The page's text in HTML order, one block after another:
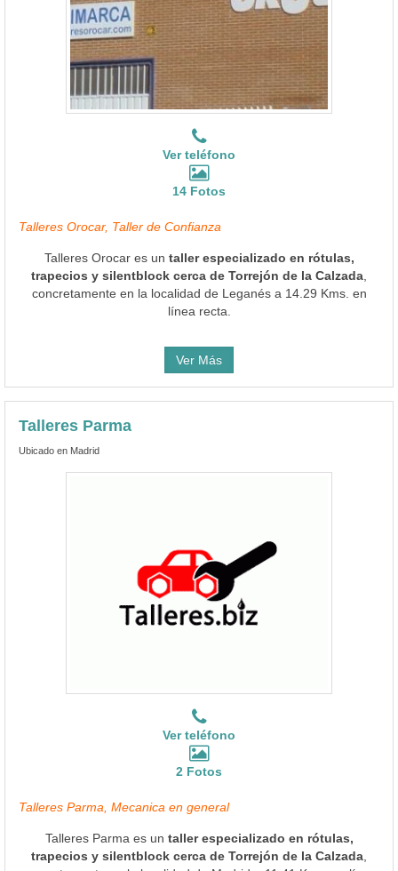
Ver teléfono
14 Fotos
Talleres Orocar, Taller de Confianza
Talleres Orocar es un taller especializado en rótulas,
trapecios y silentblock cerca de Torrejón de la Calzada
concretamente en la localidad de Leganés a 14.29 Kms. en
línea recta.
Ver Más
Talleres Parma
Ubicado en Madrid
Ver teléfono
2 Fotos
Talleres Parma, Mecanica en general
Talleres Parma es un taller especializado en rótulas,
trapecios y silentblock cerca de Torrejón de la Calzada